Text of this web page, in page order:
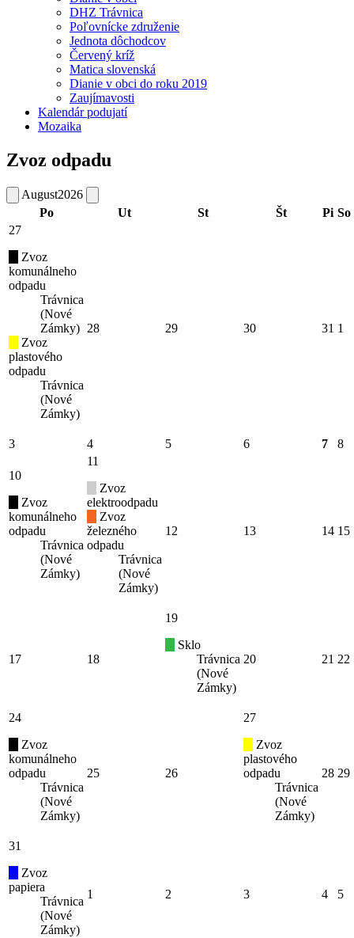
DHZ Trávnica
Poľovnícke združenie
Jednota dôchodcov
Červený kríž
Matica slovenská
Dianie v obci do roku 2019
Zaujímavosti
Kalendár podujatí
Mozaika
Zvoz odpadu
August2026
Po
Ut St Št Pi So
27
Zvoz
komunálneho
odpadu
Trávnica
(Nové
Zámky)
Zvoz
plastového
odpadu
Trávnica
(Nové
Zámky)
28 29 30 31 1
3 4 5 6 7 8
10
Zvoz
komunálneho
odpadu
Trávnica
(Nové
Zámky)
11
Zvoz
elektroodpadu
Zvoz
železného
odpadu
Trávnica
(Nové
Zámky)
12 13 14 15
17 18
19
Sklo
Trávnica
(Nové
Zámky)
20 21 22
24
Zvoz
komunálneho
odpadu
Trávnica
(Nové
Zámky)
25 26
27
Zvoz
plastového
odpadu
Trávnica
(Nové
Zámky)
28 29
31
Zvoz
papiera
Trávnica
(Nové
Zámky)
1 2 3 4 5